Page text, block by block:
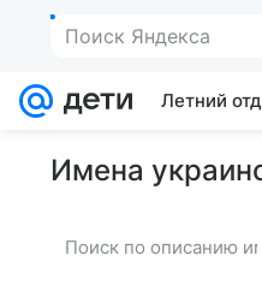
Поиск Яндекса
Летний
Имена